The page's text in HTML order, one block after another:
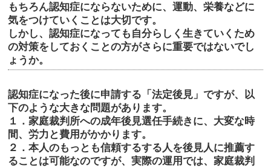
もちろん認知症にならないために、運動、栄養などに
気をつけていくことは大切です。
しかし、認知症になっても自分らしく生きていくため
の対策をしておくことの方がさらに重要ではないでし
ょうか。
認知症になった後に申請する「法定後見」ですが、以
下のような大きな問題があります。
１．家庭裁判所への成年後見選任手続きに、大変な時
間、労力と費用がかかります。
２．本人のもっとも信頼するする人を後見人に推薦す
ることは可能なのですが、実際の運用では、家庭裁判